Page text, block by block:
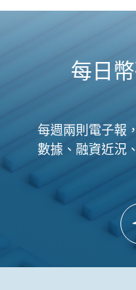
每日
每週兩則電子報
數據、融資近況